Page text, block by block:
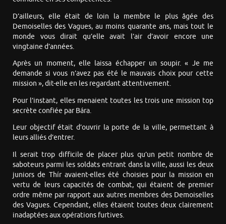
D’ailleurs, elle était de loin la membre le plus âgée des
Demoiselles des Vagues, au moins quarante ans, mais tout le
monde vous dirait qu’elle avait l’air d’avoir encore une
vingtaine d’années.
Après un moment, elle laissa échapper un soupir. « Je me
demande si vous n’avez pas été le mauvais choix pour cette
mission », dit-elle en les regardant attentivement.
Pour l’instant, elles menaient toutes les trois une mission top
secrète confiée par Bára.
Leur objectif était d’ouvrir la porte de la ville, permettant à
leurs alliés d’entrer.
Il serait trop difficile de placer plus qu’un petit nombre de
saboteurs parmi les soldats entrant dans la ville, aussi les deux
juniors de Thír avaient-elles été choisies pour la mission en
vertu de leurs capacités de combat, qui étaient de premier
ordre même par rapport aux autres membres des Demoiselles
des Vagues. Cependant, elles étaient toutes deux clairement
inadaptées aux opérations furtives.